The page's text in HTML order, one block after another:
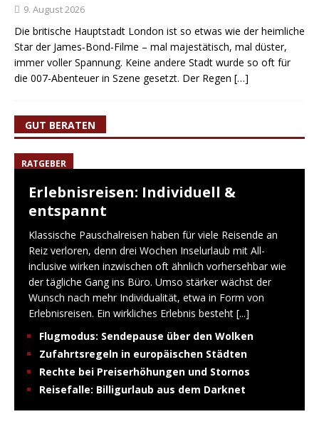
9. August 2026
Die britische Hauptstadt London ist so etwas wie der heimliche
Star der James‑Bond‑Filme – mal majestätisch, mal düster,
immer voller Spannung. Keine andere Stadt wurde so oft für
die 007-Abenteuer in Szene gesetzt. Der Regen […]
GUT BERATEN
RATGEBER
Erlebnisreisen: Individuell &
entspannt
Klassische Pauschalreisen haben für viele Reisende an
Reiz verloren, denn drei Wochen Inselurlaub mit All-
inclusive wirken inzwischen oft ähnlich vorhersehbar wie
der tägliche Gang ins Büro. Umso stärker wächst der
Wunsch nach mehr Individualität, etwa in Form von
Erlebnisreisen. Ein wirkliches Erlebnis besteht [...]
Flugmodus: Sendepause über den Wolken
Zufahrtsregeln in europäischen Städten
Rechte bei Preiserhöhungen und Stornos
Reisefalle: Billigurlaub aus dem Darknet